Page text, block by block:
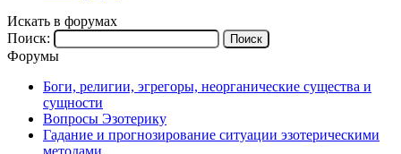
Искать в форумах
Поиск:
Форумы
Боги, религии, эгрегоры, неорганические существа и
сущности
Вопросы Эзотерику
Гадание и прогнозирование ситуации эзотерическими